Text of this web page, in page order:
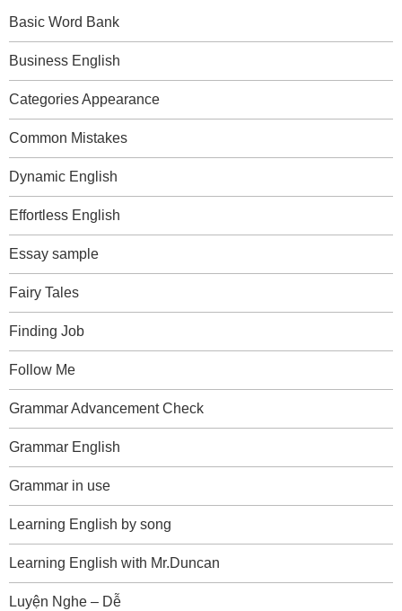
Basic Word Bank
Business English
Categories Appearance
Common Mistakes
Dynamic English
Effortless English
Essay sample
Fairy Tales
Finding Job
Follow Me
Grammar Advancement Check
Grammar English
Grammar in use
Learning English by song
Learning English with Mr.Duncan
Luyện Nghe – Dễ